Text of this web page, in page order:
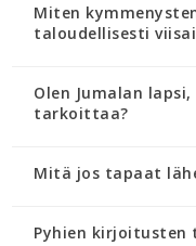
Miten
taloudellisesti
Olen Jumalan
tarkoittaa?
Mitä jos tapaat
Pyhien kirjoitusten